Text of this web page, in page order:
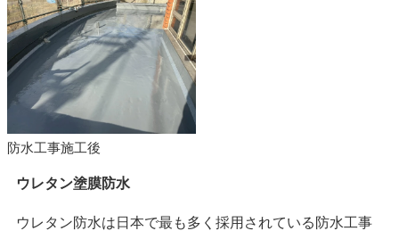
防水工事施工後
ウレタン塗膜防水
ウレタン防水は日本で最も多く採用されている防水工事